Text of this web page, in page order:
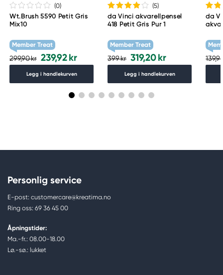
(0)
Wt.Brush 5590 Petit Gris
Mix10
Member Treat
299,90 kr 239,92 kr
Legg i handlekurven
(5)
da Vinci akvarellpensel
418 Petit Gris Pur 1
Member Treat
399 kr 319,20 kr
Legg i handlekurven
da
Personlig service
E-post: customercare@kreatima.no
Ring oss: 69 36 45 00
Åpningstider:
Ma.-fr.: 08.00-18.00
Lø.-sø.: lukket